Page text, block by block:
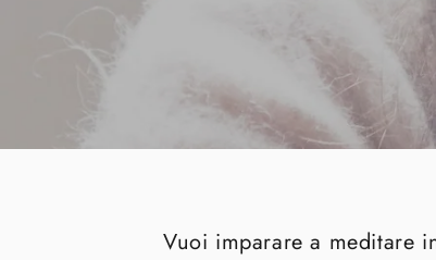
Vuoi imparare a meditare